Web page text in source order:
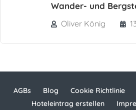
Wander- und
Oliver König
AGBs Blog Cookie Richtlinie
Hoteleintrag erstellen